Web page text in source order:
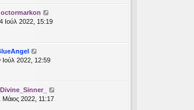
Ιούλ 2022, 15:19
Ιούλ 2022, 12:59
_Divine_Sinner_
Μάιος 2022, 11:17